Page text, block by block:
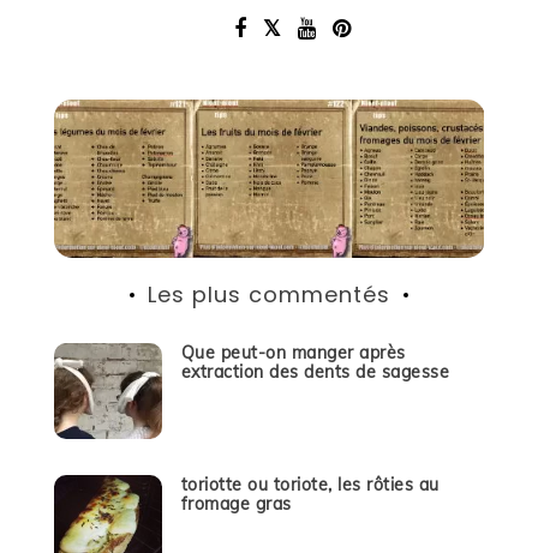
Les plus commentés
Que peut-on manger après
extraction des dents de sagesse
toriotte ou toriote, les rôties au
fromage gras